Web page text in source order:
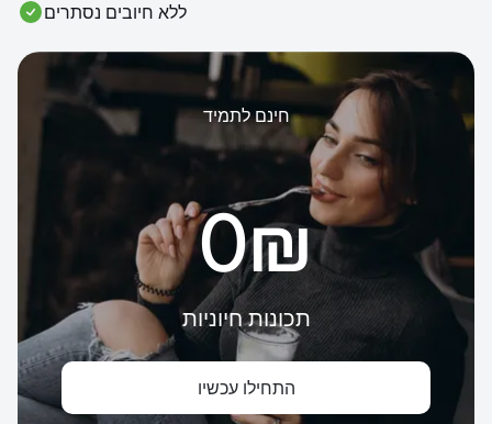
ללא חיובים נסתרים
חינם לתמיד
‏0 ‏₪
תכונות חיוניות
התחילו עכשיו